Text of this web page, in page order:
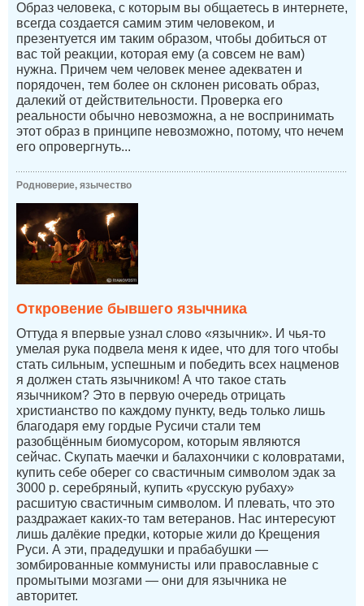
Образ человека, с которым вы общаетесь в интернете,
всегда создается самим этим человеком, и
презентуется им таким образом, чтобы добиться от
вас той реакции, которая ему (а совсем не вам)
нужна. Причем чем человек менее адекватен и
порядочен, тем более он склонен рисовать образ,
далекий от действительности. Проверка его
реальности обычно невозможна, а не воспринимать
этот образ в принципе невозможно, потому, что нечем
его опровергнуть...
Родноверие, язычество
Откровение бывшего язычника
Оттуда я впервые узнал слово «язычник». И чья-то
умелая рука подвела меня к идее, что для того чтобы
стать сильным, успешным и победить всех нацменов
я должен стать язычником! А что такое стать
язычником? Это в первую очередь отрицать
христианство по каждому пункту, ведь только лишь
благодаря ему гордые Русичи стали тем
разобщённым биомусором, которым являются
сейчас. Скупать маечки и балахончики с коловратами,
купить себе оберег со свастичным символом эдак за
3000 р. серебряный, купить «русскую рубаху»
расшитую свастичным символом. И плевать, что это
раздражает каких-то там ветеранов. Нас интересуют
лишь далёкие предки, которые жили до Крещения
Руси. А эти, прадедушки и прабабушки —
зомбированные коммунисты или православные с
промытыми мозгами — они для язычника не
авторитет.